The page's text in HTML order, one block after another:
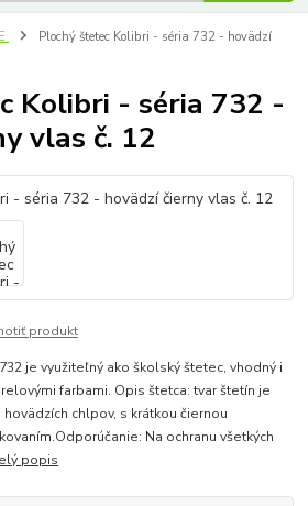
Plochý štetec Kolibri - séria 732 - hovädzí
Kolibri - séria 732 -
vlas č. 12
produkt
je využiteľný ako školský štetec, vhodný i
farbami. Opis štetca: tvar štetín je
chlpov, s krátkou čiernou
Na ochranu všetkých
popis